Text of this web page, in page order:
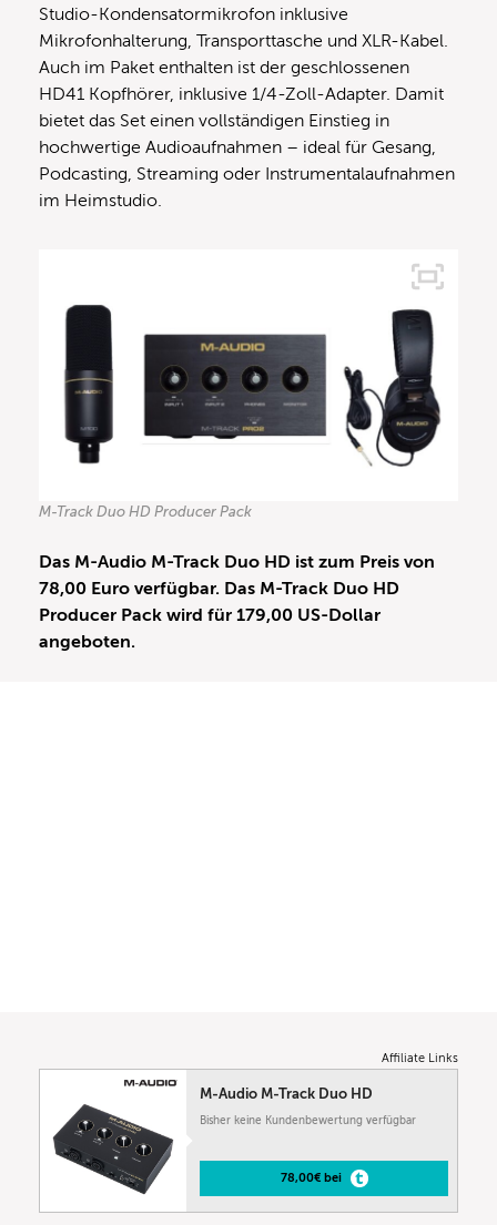
Studio-Kondensatormikrofon inklusive
Mikrofonhalterung, Transporttasche und XLR-Kabel.
Auch im Paket enthalten ist der geschlossenen
HD41 Kopfhörer, inklusive 1/4-Zoll-Adapter. Damit
bietet das Set einen vollständigen Einstieg in
hochwertige Audioaufnahmen – ideal für Gesang,
Podcasting, Streaming oder Instrumentalaufnahmen
im Heimstudio.
M-Track Duo HD Producer Pack
Das M-Audio M-Track Duo HD ist zum Preis von
78,00 Euro verfügbar. Das M-Track Duo HD
Producer Pack wird für 179,00 US-Dollar
angeboten.
Affiliate Links
M-Audio M-Track Duo HD
Bisher keine Kundenbewertung verfügbar
78,00€ bei